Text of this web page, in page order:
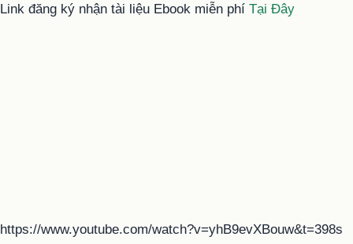
Link đăng ký nhận tài liệu Ebook miễn phí Tại Đây
https://www.youtube.com/watch?v=yhB9evXBouw&t=398s